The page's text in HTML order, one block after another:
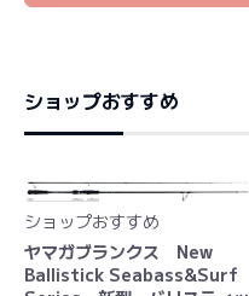
ショップおすすめ
ショップおすすめ
ヤマガブランクス New
Ballistick Seabass&Surf